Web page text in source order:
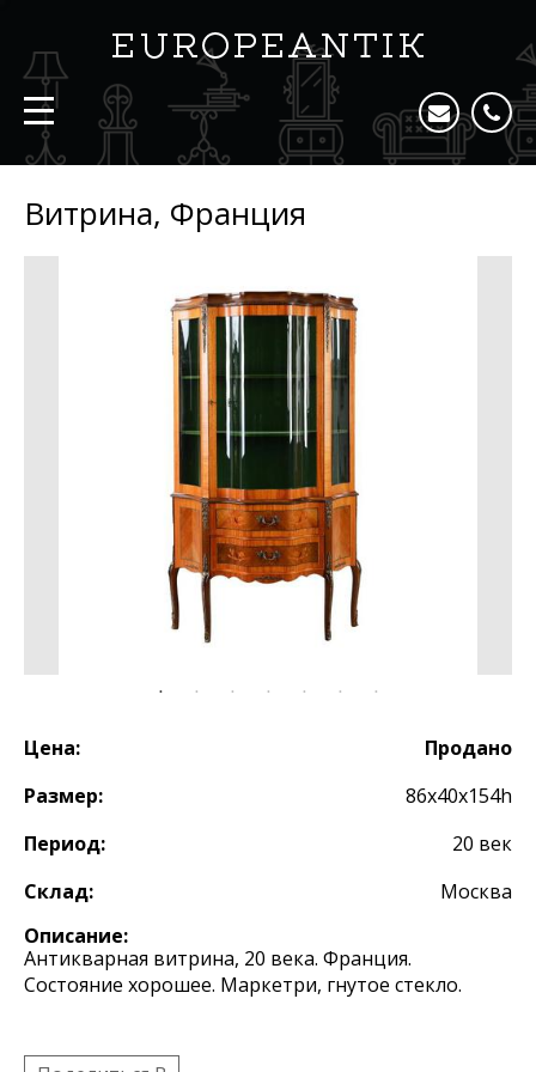
Витрина, Франция
Цена:
Продано
Размер:
86х40х154h
Период:
20 век
Склад:
Москва
Описание:
Антикварная витрина, 20 века. Франция.
Состояние хорошее. Маркетри, гнутое стекло.